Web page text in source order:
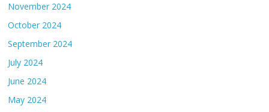
November 2024
October 2024
September 2024
July 2024
June 2024
May 2024